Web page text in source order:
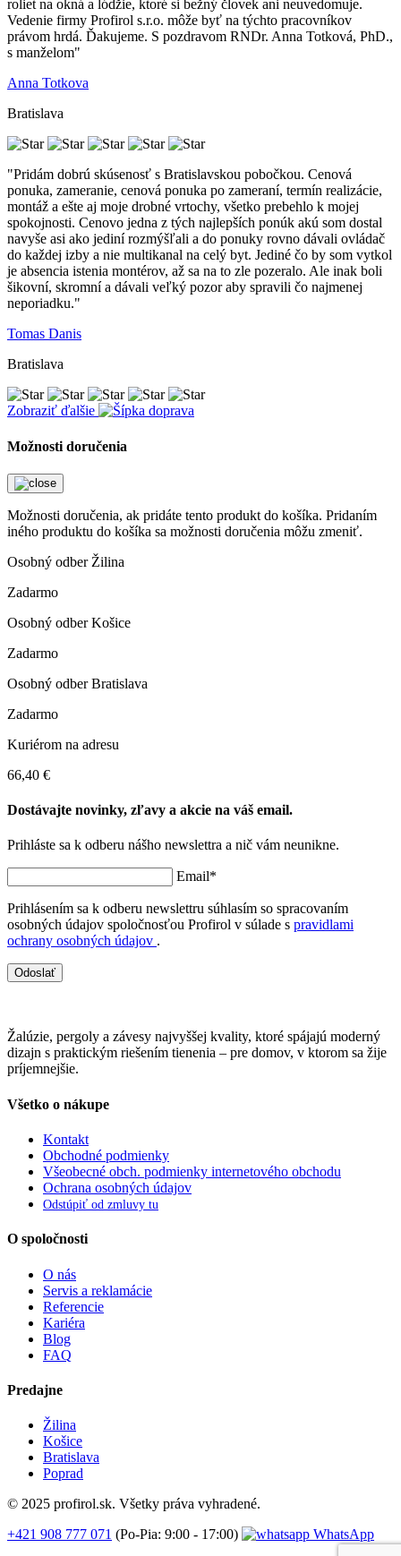
roliet na okná a lódžie, ktoré si bežný človek ani neuvedomuje.
Vedenie firmy Profirol s.r.o. môže byť na týchto pracovníkov
právom hrdá. Ďakujeme. S pozdravom RNDr. Anna Totková, PhD.,
s manželom"
Anna Totkova
Bratislava
"Pridám dobrú skúsenosť s Bratislavskou pobočkou. Cenová
ponuka, zameranie, cenová ponuka po zameraní, termín realizácie,
montáž a ešte aj moje drobné vrtochy, všetko prebehlo k mojej
spokojnosti. Cenovo jedna z tých najlepších ponúk akú som dostal
navyše asi ako jediní rozmýšľali a do ponuky rovno dávali ovládač
do každej izby a nie multikanal na celý byt. Jediné čo by som vytkol
je absencia istenia montérov, až sa na to zle pozeralo. Ale inak boli
šikovní, skromní a dávali veľký pozor aby spravili čo najmenej
neporiadku."
Tomas Danis
Bratislava
Zobraziť ďalšie
Možnosti doručenia
Možnosti doručenia, ak pridáte tento produkt do košíka. Pridaním
iného produktu do košíka sa možnosti doručenia môžu zmeniť.
Osobný odber Žilina
Zadarmo
Osobný odber Košice
Zadarmo
Osobný odber Bratislava
Zadarmo
Kuriérom na adresu
66,40 €
Dostávajte novinky, zľavy a akcie na váš email.
Prihláste sa k odberu nášho newslettra a nič vám neunikne.
Email*
Prihlásením sa k odberu newslettru súhlasím so spracovaním
osobných údajov spoločnosťou Profirol v súlade s pravidlami
ochrany osobných údajov .
Odoslať
Žalúzie, pergoly a závesy najvyššej kvality, ktoré spájajú moderný
dizajn s praktickým riešením tienenia – pre domov, v ktorom sa žije
príjemnejšie.
Všetko o nákupe
Kontakt
Obchodné podmienky
Všeobecné obch. podmienky internetového obchodu
Ochrana osobných údajov
Odstúpiť od zmluvy tu
O spoločnosti
O nás
Servis a reklamácie
Referencie
Kariéra
Blog
FAQ
Predajne
Žilina
Košice
Bratislava
Poprad
© 2025 profirol.sk. Všetky práva vyhradené.
+421 908 777 071 (Po-Pia: 9:00 - 17:00) WhatsApp